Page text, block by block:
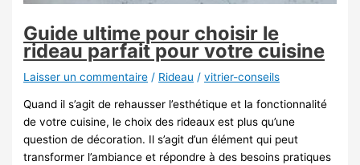
Guide ultime pour choisir le
rideau parfait pour votre cuisine
Laisser un commentaire / Rideau /vitrier-conseils
Quand il s’agit de rehausser l’esthétique et la fonctionnalité
de votre cuisine, le choix des rideaux est plus qu’une
question de décoration. Il s’agit d’un élément qui peut
transformer l’ambiance et répondre à des besoins pratiques